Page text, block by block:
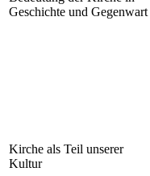
Geschichte und Gegenwart
Kirche als Teil unserer
Kultur